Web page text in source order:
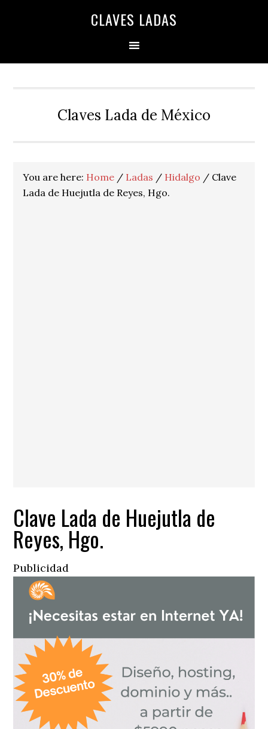
CLAVES LADAS
Claves Lada de México
You are here: Home / Ladas / Hidalgo / Clave
Lada de Huejutla de Reyes, Hgo.
Clave Lada de Huejutla de
Reyes, Hgo.
Publicidad